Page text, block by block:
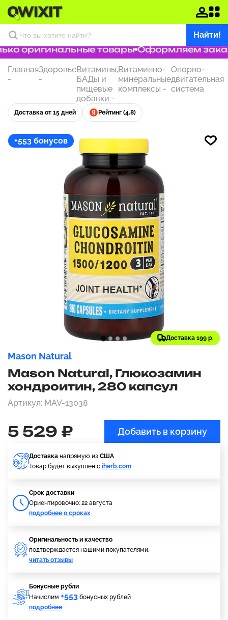
Найти!
оригинальные товары Оформляем заказ
Главная
-
Здоровье
-
Витамины,
БАДы и
пищевые
добавки -
Витаминно-
минеральные
комплексы -
Опорно-
двигательная
система
Доставка от 15 дней Рейтинг (4.8)
+553 бонусов
Доставка 199 р.
Mason Natural
Mason Natural, Глюкозамин
хондроитин, 280 капсул
Артикул: MAV-13038
5 529 ₽ Добавить в корзину
Доставка напрямую из США
Товар будет выкуплен с iherb.com
Cрок доставки
Ориентировочно: 22 августа
подробнее о сроках
Оригинальность и качество
подтверждается нашими покупателями,
читать отзывы
Бонусные рубли
Начислим +553 бонусных рублей
подробнее